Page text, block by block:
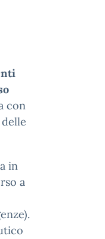
con
in
a